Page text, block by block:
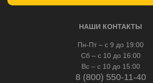
НАШИ КОНТАКТЫ
Пн-Пт – с 9 до 19:00
Сб – с 10 до 16:00
Вс – с 10 до 15:00
8 (800) 550-11-40